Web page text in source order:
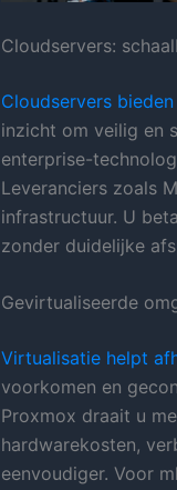
Cloudservers:
Cloudservers
inzicht om veilig en
enterprise-
Leveranciers zoals
infrastructuur. U
zonder duidelijke
Gevirtualiseerde
Virtualisatie helpt
voorkomen en
Proxmox draait u
hardwarekosten,
eenvoudiger. Voor